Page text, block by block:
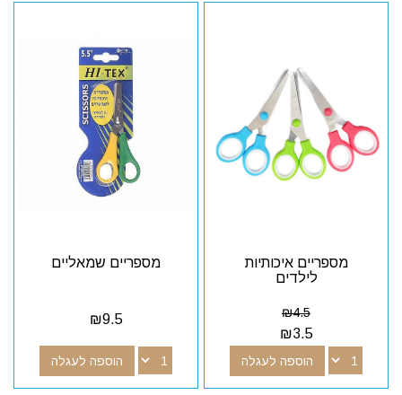
מספריים איכותיות
לילדים
₪4.5
₪3.5
הוספה לעגלה
מספריים שמאליים
₪9.5
הוספה לעגלה